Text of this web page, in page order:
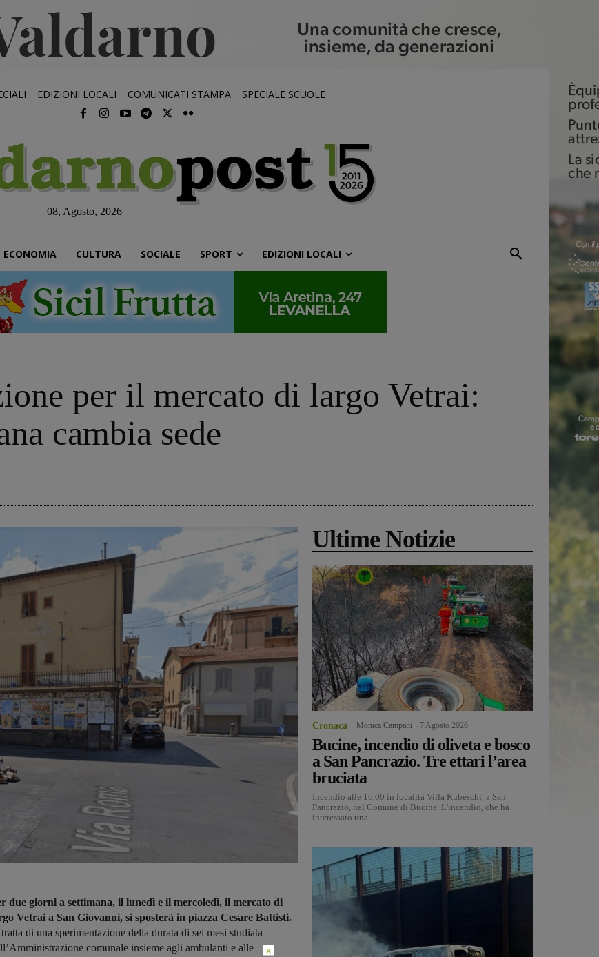
EDIZIONI LOCALI COMUNICATI STAMPA SPECIALE SCUOLE
08, Agosto, 2026
ECONOMIA CULTURA SOCIALE SPORT EDIZIONI LOCALI
per il mercato di largo Vetrai:
cambia sede
due giorni a settimana, il lunedì e il mercoledì, il mercato di
Vetrai a San Giovanni, si sposterà in piazza Cesare Battisti.
di una sperimentazione della durata di sei mesi studiata
comunale insieme agli ambulanti e alle
Ultime Notizie
Cronaca Monica Campani 7 Agosto 2026
Bucine, incendio di oliveta e bosco
a San Pancrazio. Tre ettari l’area
bruciata
Incendio alle 16.00 in località Villa Rubeschi, a San
Pancrazio, nel Comune di Bucine. L'incendio, che ha
interessato una...
×